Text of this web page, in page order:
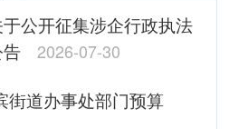
公开征集涉企行政执法
2026-07-30
街道办事处部门预算